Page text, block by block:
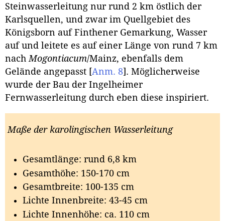
Steinwasserleitung nur rund 2 km östlich der
Karlsquellen, und zwar im Quellgebiet des
Königsborn auf Finthener Gemarkung, Wasser
auf und leitete es auf einer Länge von rund 7 km
nachMogontiacum/Mainz, ebenfalls dem
Gelände angepasst [Anm. 8] . Möglicherweise
wurde der Bau der Ingelheimer
Fernwasserleitung durch eben diese inspiriert.
Maße der karolingischen Wasserleitung
Gesamtlänge: rund 6,8 km
Gesamthöhe: 150-170 cm
Gesamtbreite: 100-135 cm
Lichte Innenbreite: 43-45 cm
Lichte Innenhöhe: ca. 110 cm